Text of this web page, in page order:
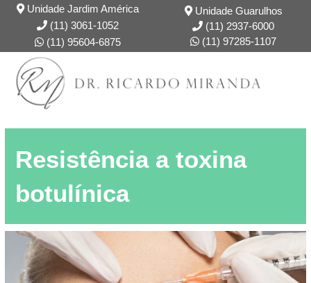
Unidade Jardim América
(11) 3061-1052
(11) 95604-6875
Unidade Guarulhos
(11) 2937-6000
(11) 97285-1107
Resistência a toxina
botulínica